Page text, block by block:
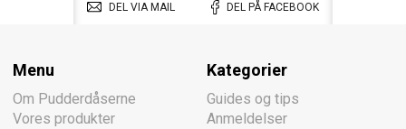
DEL VIA MAIL DEL PÅ FACEBOOK
Menu
Om Pudderdåserne
Vores produkter
Kategorier
Guides og tips
Anmeldelser